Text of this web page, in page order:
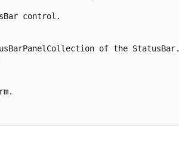
control.
of the StatusBar.